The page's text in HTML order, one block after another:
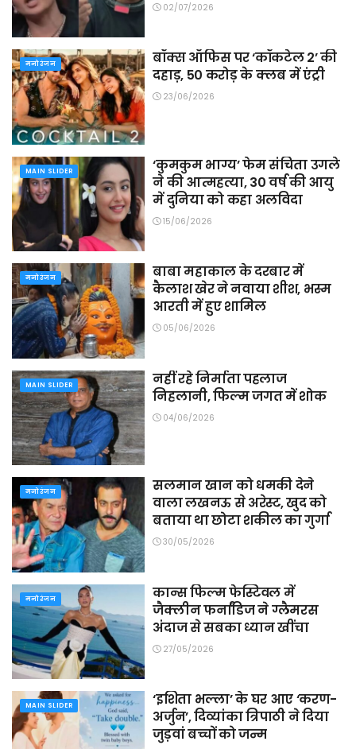
02/07/2026
मनोरंजन
बॉक्स ऑफिस पर ‘कॉकटेल 2’ की
दहाड़, 50 करोड़ के क्लब में एंट्री
23/06/2026
MAIN SLIDER
‘कुमकुम भाग्य’ फेम संचिता उगले
ने की आत्महत्या, 30 वर्ष की आयु
में दुनिया को कहा अलविदा
15/06/2026
मनोरंजन
बाबा महाकाल के दरबार में
कैलाश खेर ने नवाया शीश, भस्म
आरती में हुए शामिल
05/06/2026
MAIN SLIDER
नहीं रहे निर्माता पहलाज
निहलानी, फिल्म जगत में शोक
04/06/2026
मनोरंजन
सलमान खान को धमकी देने
वाला लखनऊ से अरेस्ट, खुद को
बताया था छोटा शकील का गुर्गा
30/05/2026
मनोरंजन
कान्स फिल्म फेस्टिवल में
जैक्लीन फर्नांडिज ने ग्लैमरस
अंदाज से सबका ध्यान खींचा
27/05/2026
MAIN SLIDER
‘इशिता भल्ला’ के घर आए ‘करण-
अर्जुन’, दिव्यांका त्रिपाठी ने दिया
जुड़वां बच्चों को जन्म